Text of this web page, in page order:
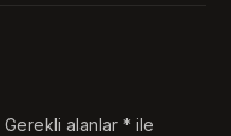
Gerekli alanlar* ile